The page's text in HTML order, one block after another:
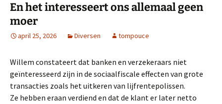
En het interesseert ons allemaal geen
moer
april 25, 2026 Diversen tompouce
Willem constateert dat banken en verzekeraars niet
geïnteresseerd zijn in de sociaalfiscale effecten van grote
transacties zoals het uitkeren van lijfrentepolissen.
Ze hebben eraan verdiend en dat de klant er later netto